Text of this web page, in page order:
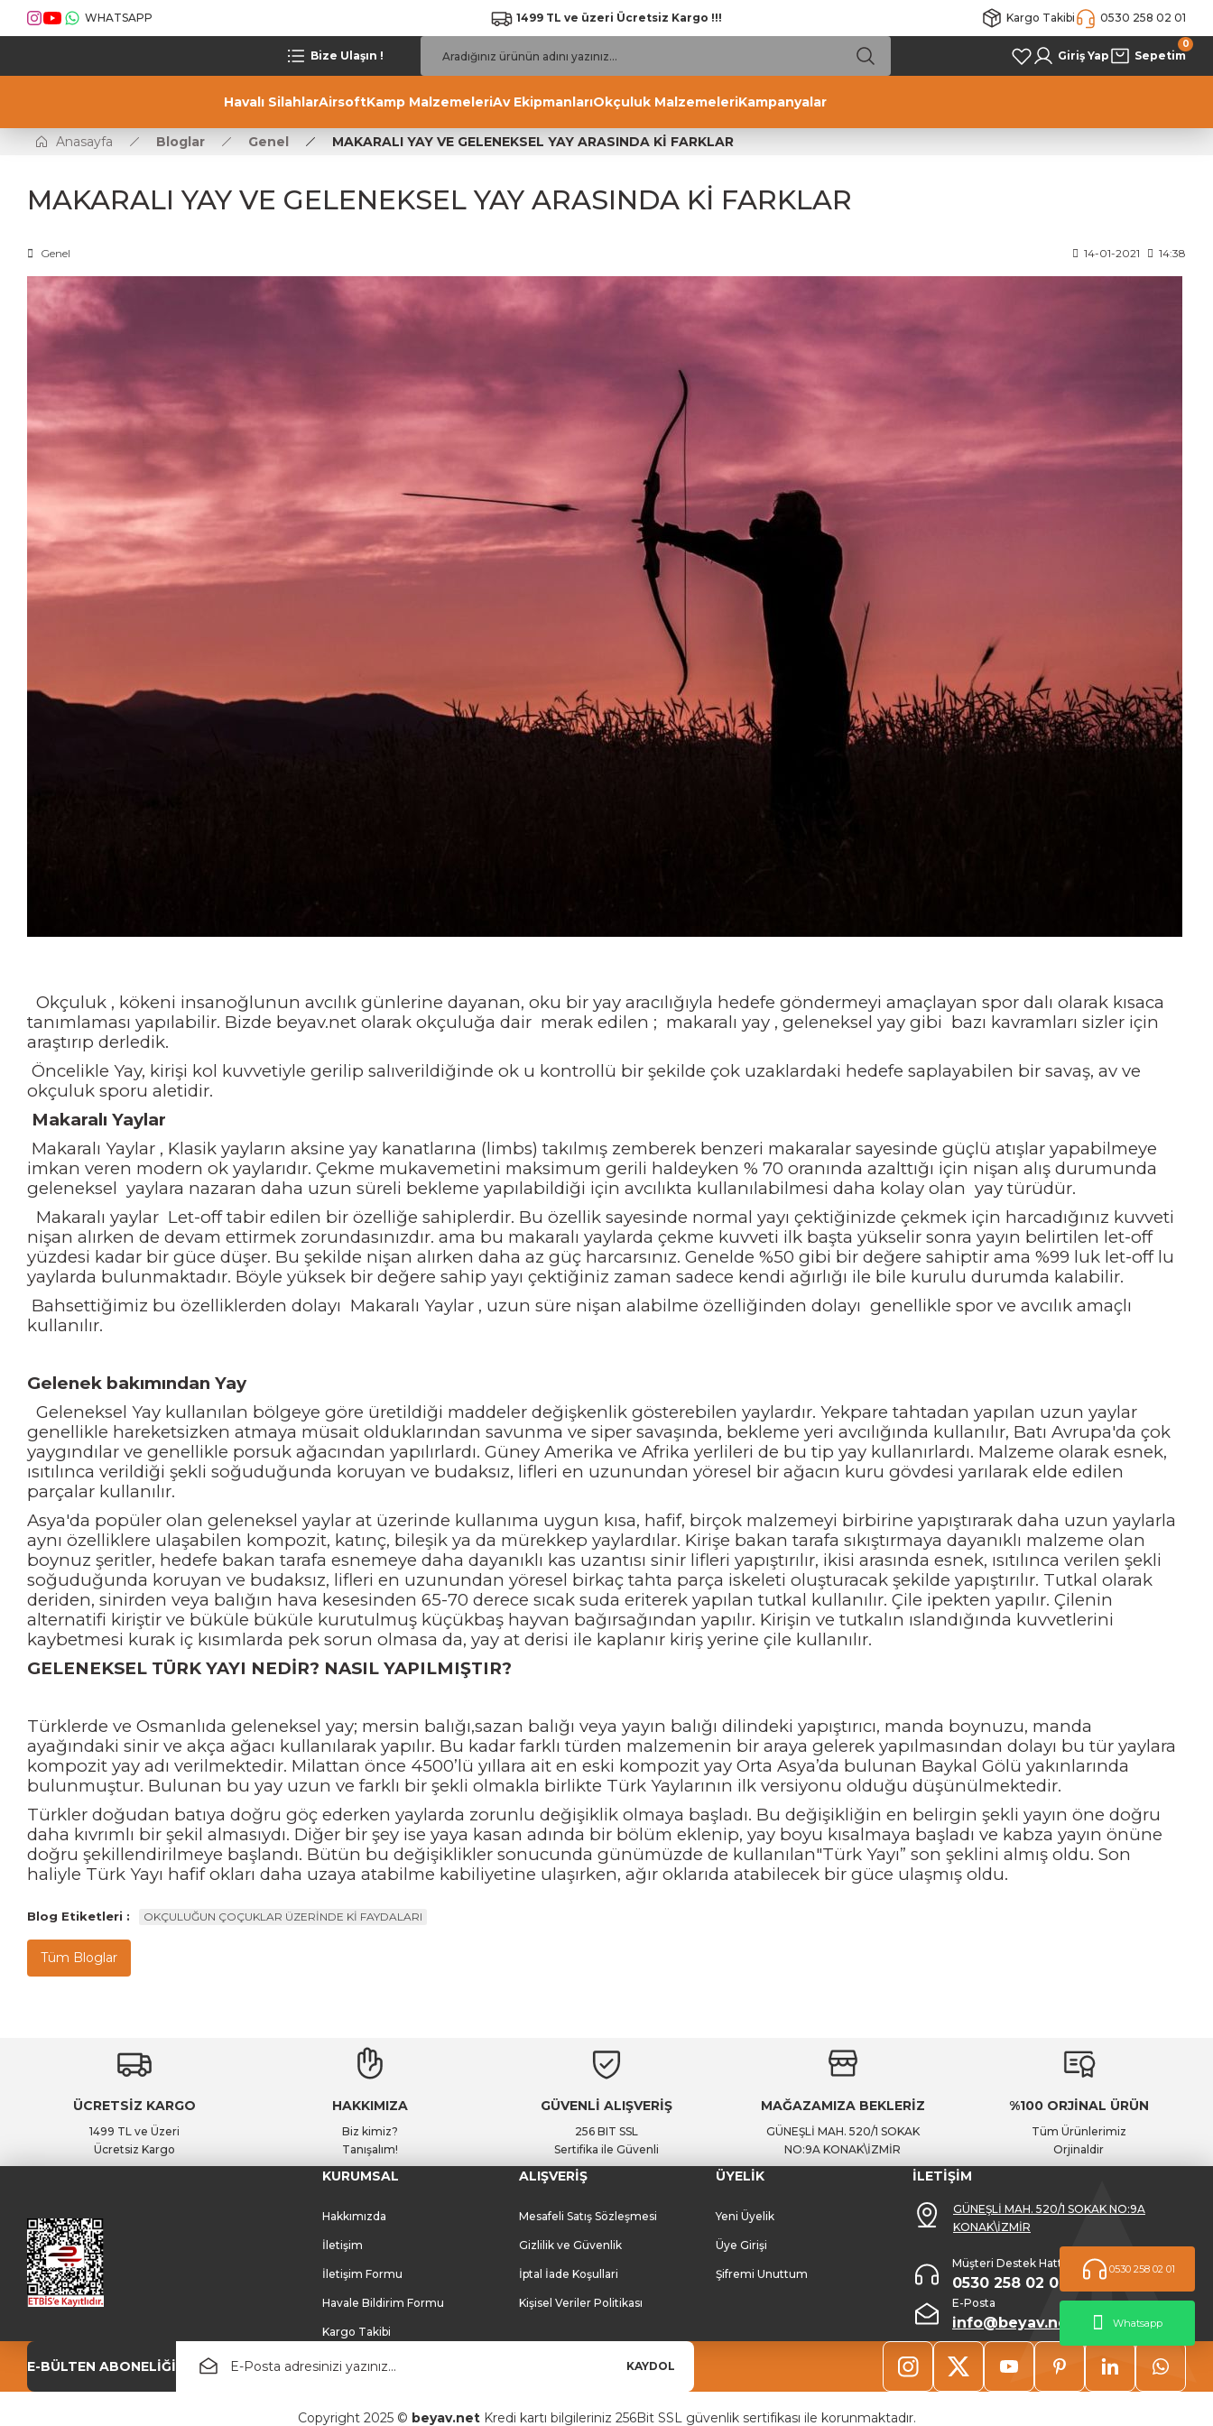
Whatsapp
WHATSAPP 1499 TL ve üzeri Ücretsiz Kargo !!! Kargo Takibi 0530 258 02 01
Bize Ulaşın ! Giriş Yap Sepetim
0
Havalı SilahlarAirsoftKamp MalzemeleriAv EkipmanlarıOkçuluk MalzemeleriKampanyalar
Anasayfa Bloglar Genel MAKARALI YAY VE GELENEKSEL YAY ARASINDA Kİ FARKLAR
MAKARALI YAY VE GELENEKSEL YAY ARASINDA Kİ FARKLAR
Genel 14-01-2021 14:38
Okçuluk , kökeni insanoğlunun avcılık günlerine dayanan, oku bir yay aracılığıyla hedefe göndermeyi amaçlayan spor dalı olarak kısaca
tanımlaması yapılabilir. Bizde beyav.net olarak okçuluğa dair merak edilen ; makaralı yay , geleneksel yay gibi bazı kavramları sizler için
araştırıp derledik.
Öncelikle Yay, kirişi kol kuvvetiyle gerilip salıverildiğinde ok u kontrollü bir şekilde çok uzaklardaki hedefe saplayabilen bir savaş, av ve
okçuluk sporu aletidir.
Makaralı Yaylar
Makaralı Yaylar , Klasik yayların aksine yay kanatlarına (limbs) takılmış zemberek benzeri makaralar sayesinde güçlü atışlar yapabilmeye
imkan veren modern ok yaylarıdır. Çekme mukavemetini maksimum gerili haldeyken % 70 oranında azalttığı için nişan alış durumunda
geleneksel yaylara nazaran daha uzun süreli bekleme yapılabildiği için avcılıkta kullanılabilmesi daha kolay olan yay türüdür.
Makaralı yaylar Let-off tabir edilen bir özelliğe sahiplerdir. Bu özellik sayesinde normal yayı çektiğinizde çekmek için harcadığınız kuvveti
nişan alırken de devam ettirmek zorundasınızdır. ama bu makaralı yaylarda çekme kuvveti ilk başta yükselir sonra yayın belirtilen let-off
yüzdesi kadar bir güce düşer. Bu şekilde nişan alırken daha az güç harcarsınız. Genelde %50 gibi bir değere sahiptir ama %99 luk let-off lu
yaylarda bulunmaktadır. Böyle yüksek bir değere sahip yayı çektiğiniz zaman sadece kendi ağırlığı ile bile kurulu durumda kalabilir.
Bahsettiğimiz bu özelliklerden dolayı Makaralı Yaylar , uzun süre nişan alabilme özelliğinden dolayı genellikle spor ve avcılık amaçlı
kullanılır.
Gelenek bakımından Yay
Geleneksel Yay kullanılan bölgeye göre üretildiği maddeler değişkenlik gösterebilen yaylardır. Yekpare tahtadan yapılan uzun yaylar
genellikle hareketsizken atmaya müsait olduklarından savunma ve siper savaşında, bekleme yeri avcılığında kullanılır, Batı Avrupa'da çok
yaygındılar ve genellikle porsuk ağacından yapılırlardı. Güney Amerika ve Afrika yerlileri de bu tip yay kullanırlardı. Malzeme olarak esnek,
ısıtılınca verildiği şekli soğuduğunda koruyan ve budaksız, lifleri en uzunundan yöresel bir ağacın kuru gövdesi yarılarak elde edilen
parçalar kullanılır.
Asya'da popüler olan geleneksel yaylar at üzerinde kullanıma uygun kısa, hafif, birçok malzemeyi birbirine yapıştırarak daha uzun yaylarla
aynı özelliklere ulaşabilen kompozit, katınç, bileşik ya da mürekkep yaylardılar. Kirişe bakan tarafa sıkıştırmaya dayanıklı malzeme olan
boynuz şeritler, hedefe bakan tarafa esnemeye daha dayanıklı kas uzantısı sinir lifleri yapıştırılır, ikisi arasında esnek, ısıtılınca verilen şekli
soğuduğunda koruyan ve budaksız, lifleri en uzunundan yöresel birkaç tahta parça iskeleti oluşturacak şekilde yapıştırılır. Tutkal olarak
deriden, sinirden veya balığın hava kesesinden 65-70 derece sıcak suda eriterek yapılan tutkal kullanılır. Çile ipekten yapılır. Çilenin
alternatifi kiriştir ve büküle büküle kurutulmuş küçükbaş hayvan bağırsağından yapılır. Kirişin ve tutkalın ıslandığında kuvvetlerini
kaybetmesi kurak iç kısımlarda pek sorun olmasa da, yay at derisi ile kaplanır kiriş yerine çile kullanılır.
GELENEKSEL TÜRK YAYI NEDİR? NASIL YAPILMIŞTIR?
Türklerde ve Osmanlıda geleneksel yay; mersin balığı,sazan balığı veya yayın balığı dilindeki yapıştırıcı, manda boynuzu, manda
ayağındaki sinir ve akça ağacı kullanılarak yapılır. Bu kadar farklı türden malzemenin bir araya gelerek yapılmasından dolayı bu tür yaylara
kompozit yay adı verilmektedir. Milattan önce 4500’lü yıllara ait en eski kompozit yay Orta Asya’da bulunan Baykal Gölü yakınlarında
bulunmuştur. Bulunan bu yay uzun ve farklı bir şekli olmakla birlikte Türk Yaylarının ilk versiyonu olduğu düşünülmektedir.
Türkler doğudan batıya doğru göç ederken yaylarda zorunlu değişiklik olmaya başladı. Bu değişikliğin en belirgin şekli yayın öne doğru
daha kıvrımlı bir şekil almasıydı. Diğer bir şey ise yaya kasan adında bir bölüm eklenip, yay boyu kısalmaya başladı ve kabza yayın önüne
doğru şekillendirilmeye başlandı. Bütün bu değişiklikler sonucunda günümüzde de kullanılan"Türk Yayı” son şeklini almış oldu. Son
haliyle Türk Yayı hafif okları daha uzaya atabilme kabiliyetine ulaşırken, ağır oklarıda atabilecek bir güce ulaşmış oldu.
Blog Etiketleri : OKÇULUĞUN ÇOÇUKLAR ÜZERİNDE Kİ FAYDALARI
Tüm Bloglar
ÜCRETSİZ KARGO
1499 TL ve Üzeri
Ücretsiz Kargo
HAKKIMIZA
Biz kimiz?
Tanışalım!
GÜVENLİ ALIŞVERİŞ
256 BIT SSL
Sertifika ile Güvenli
MAĞAZAMIZA BEKLERİZ
GÜNEŞLİ MAH. 520/1 SOKAK
NO:9A KONAK\İZMİR
%100 ORJİNAL ÜRÜN
Tüm Ürünlerimiz
Orjinaldir
KURUMSAL
Hakkımızda
İletişim
İletişim Formu
Havale Bildirim Formu
Kargo Takibi
ALIŞVERİŞ
Mesafeli Satış Sözleşmesi
Gizlilik ve Güvenlik
İptal İade Koşullari
Kişisel Veriler Politikası
ÜYELİK
Yeni Üyelik
Üye Girişi
Şifremi Unuttum
İLETİŞİM
GÜNEŞLİ MAH. 520/1 SOKAK NO:9A
KONAK\İZMİR
Müşteri Destek Hattı
0530 258 02 01
E-Posta
info@beyav.net
E-BÜLTEN ABONELİĞİ KAYDOL
Copyright 2025 © beyav.netKredi kartı bilgileriniz 256Bit SSL güvenlik sertifikası ile korunmaktadır.
0530 258 02 01